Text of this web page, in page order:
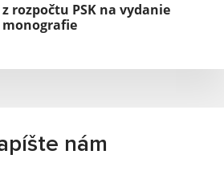
rozpočtu PSK na vydanie
monografie
nám